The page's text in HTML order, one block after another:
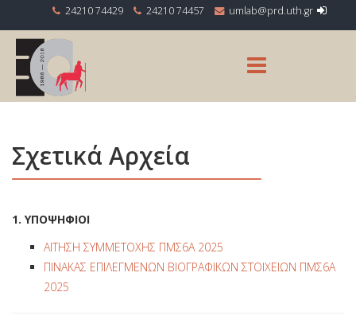
24210 74429 24210 74457
Σχετικά Αρχεία
1. ΥΠΟΨΗΦΙΟΙ
ΑΙΤΗΣΗ ΣΥΜΜΕΤΟΧΗΣ ΠΜΣ6Α 2025
ΠΙΝΑΚΑΣ ΕΠΙΛΕΓΜΕΝΩΝ ΒΙΟΓΡΑΦΙΚΩΝ ΣΤΟΙΧΕΙΩΝ ΠΜΣ6Α
2025